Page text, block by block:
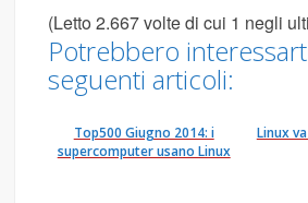
(Letto 2.667 volte di cui 1 negli
Potrebbero
seguenti articoli:
Top500 Giugno 2014: i
supercomputer usano Linux
Linux